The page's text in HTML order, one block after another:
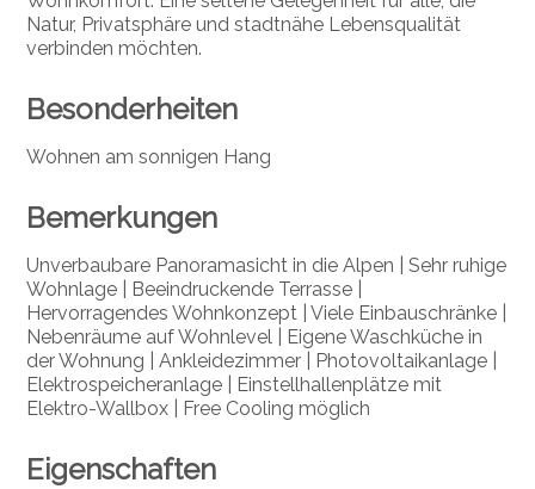
Natur, Privatsphäre und stadtnähe Lebensqualität
verbinden möchten.
Besonderheiten
Wohnen am sonnigen Hang
Bemerkungen
Unverbaubare Panoramasicht in die Alpen | Sehr ruhige
Wohnlage | Beeindruckende Terrasse |
Hervorragendes Wohnkonzept | Viele Einbauschränke |
Nebenräume auf Wohnlevel | Eigene Waschküche in
der Wohnung | Ankleidezimmer | Photovoltaikanlage |
Elektrospeicheranlage | Einstellhallenplätze mit
Elektro-Wallbox | Free Cooling möglich
Eigenschaften